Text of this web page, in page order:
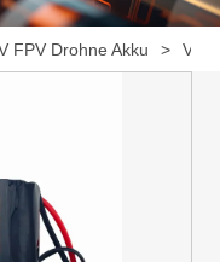
FPV Drohne Akku >